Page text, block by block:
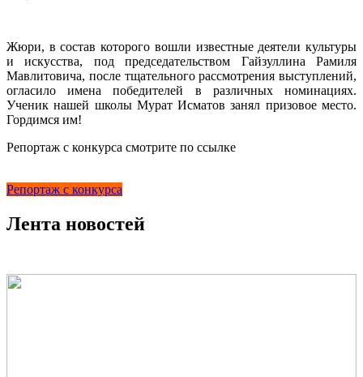
Жюри, в состав которого вошли известные деятели культуры
и искусства, под председательством Гайзуллина Рамиля
Мавлитовича, после тщательного рассмотрения выступлений,
огласило имена победителей в различных номинациях.
Ученик нашей школы Мурат Исматов занял призовое место.
Гордимся им!
Репортаж с конкурса смотрите по ссылке
Репортаж с конкурса
Лента новостей